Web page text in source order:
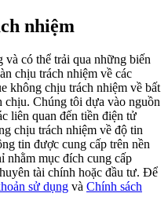
pool
USDT
Bonus
nhiệm
có thể trải qua những biến
chịu trách nhiệm về các
không chịu trách nhiệm về bất
chịu. Chúng tôi dựa vào nguồn
liên quan đến tiền điện tử
chịu trách nhiệm về độ tin
tin được cung cấp trên nền
nhằm mục đích cung cấp
tài chính hoặc đầu tư. Để
sử dụng và Chính sách